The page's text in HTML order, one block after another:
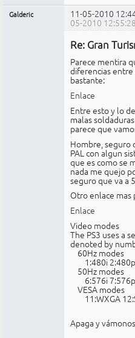
Galderic 11-05-2010
05-2010
Re: Gran
Parece mentira
diferencias entre
bastante:
Enlace
Entre esto y lo
malas
parece que
Hombre, seguro
PAL con algun
que es como se
nada me quejo
seguro que va a
Otro enlace mas
Enlace
Video modes
The PS3 uses a
denoted by
60Hz modes
1:480i 2:480p
50Hz modes
6:576i 7:576p
VESA modes
11:WXGA
Apaga y